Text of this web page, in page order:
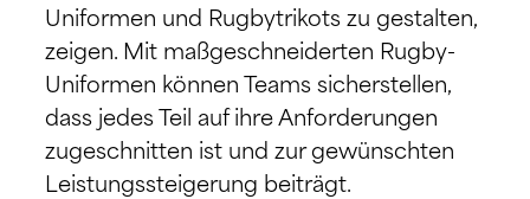
Uniformen und Rugbytrikots zu gestalten,
zeigen. Mit maßgeschneiderten Rugby-
Uniformen können Teams sicherstellen,
dass jedes Teil auf ihre Anforderungen
zugeschnitten ist und zur gewünschten
Leistungssteigerung beiträgt.